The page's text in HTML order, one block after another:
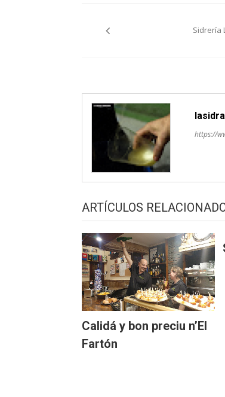
pelos
Sidrería
lasidra
https://
ARTÍCULOS
Calidá y bon preciu n’El
Fartón